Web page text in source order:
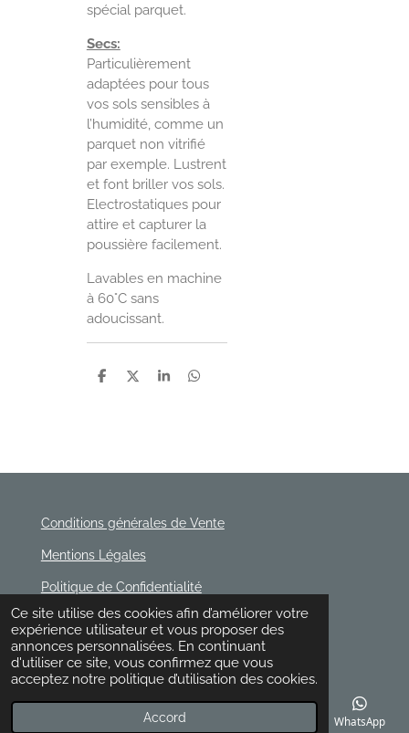
Ce site utilise des cookies afin d’améliorer votre
expérience utilisateur et vous proposer des
annonces personnalisées. En continuant
d'utiliser ce site, vous confirmez que vous
acceptez notre politique d’utilisation des cookies.
Accord
spécial parquet.
Secs:
Particulièrement
adaptées pour tous
vos sols sensibles à
l’humidité, comme un
parquet non vitrifié
par exemple. Lustrent
et font briller vos sols.
Electrostatiques pour
attire et capturer la
poussière facilement.
Lavables en machine
à 60°C sans
adoucissant.
P
r
P
r
P
r
P
r
Conditions générales de Vente
Mentions Légales
Politique de Confidentialité
© 2020 - 2026 Rischette
Propulsé parWebador
Téléphone WhatsApp